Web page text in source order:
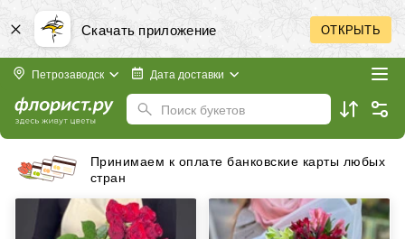
Скачать приложение ОТКРЫТЬ
Петрозаводск Дата доставки
Поиск букетов
Бесплатная доставка в пределах города